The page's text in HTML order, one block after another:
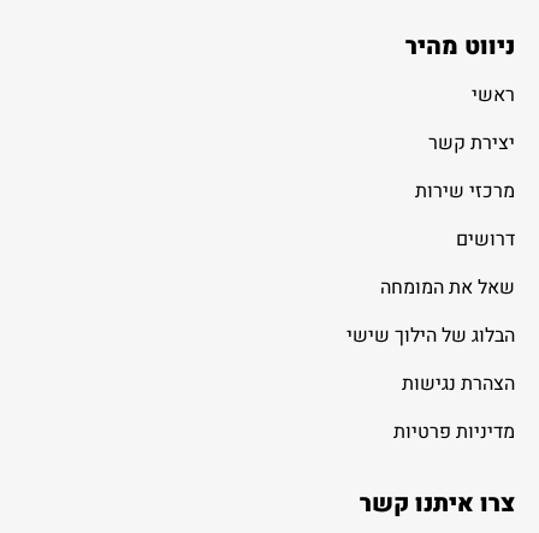
ניווט מהיר
ראשי
יצירת קשר
מרכזי שירות
דרושים
שאל את המומחה
הבלוג של הילוך שישי
הצהרת נגישות
מדיניות פרטיות
צרו איתנו קשר